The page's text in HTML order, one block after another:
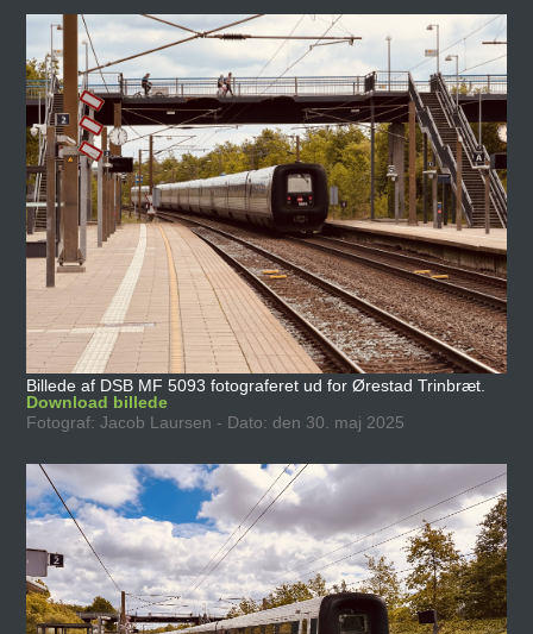
Billede af DSB MF 5093 fotograferet ud for Ørestad Trinbræt.
Download billede
Fotograf: Jacob Laursen - Dato: den 30. maj 2025